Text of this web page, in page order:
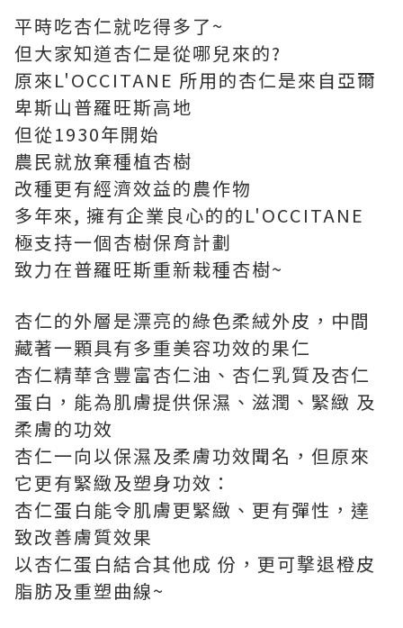
平時吃杏仁就吃得多了~
但大家知道杏仁是從哪兒來的?
原來L'OCCITANE 所用的杏仁是來自亞爾
卑斯山普羅旺斯高地
但從1930年開始
農民就放棄種植杏樹
改種更有經濟效益的農作物
多年來, 擁有企業良心的的L'OCCITANE
極支持一個杏樹保育計劃
致力在普羅旺斯重新栽種杏樹~
杏仁的外層是漂亮的綠色柔絨外皮，中間
藏著一顆具有多重美容功效的果仁
杏仁精華含豐富杏仁油、杏仁乳質及杏仁
蛋白，能為肌膚提供保濕、滋潤、緊緻 及
柔膚的功效
杏仁一向以保濕及柔膚功效聞名，但原來
它更有緊緻及塑身功效：
杏仁蛋白能令肌膚更緊緻、更有彈性，達
致改善膚質效果
以杏仁蛋白結合其他成 份，更可撃退橙皮
脂肪及重塑曲線~